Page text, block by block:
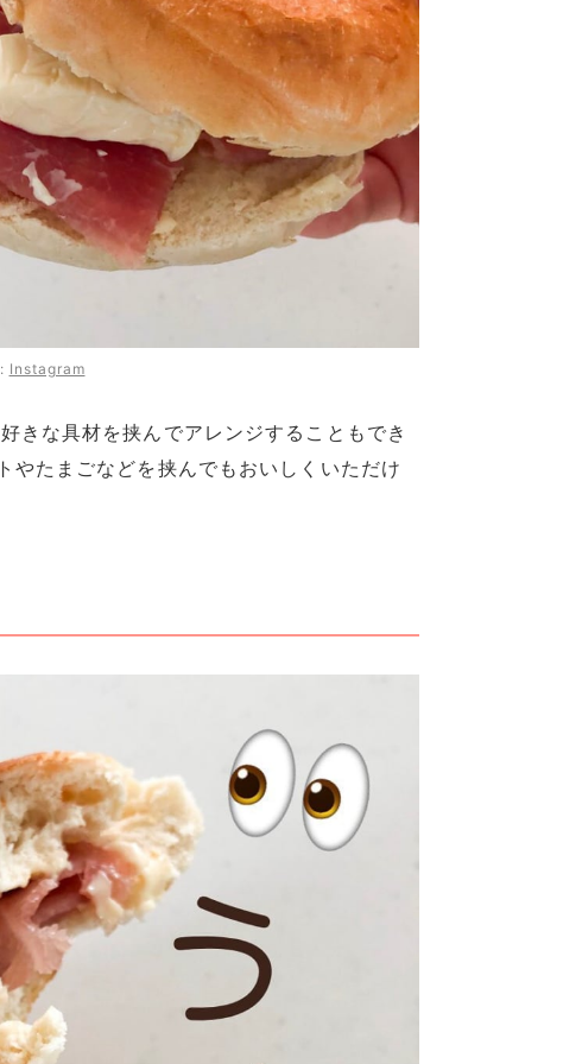
Instagram
きな具材を挟んでアレンジすることもでき
やたまごなどを挟んでもおいしくいただけ